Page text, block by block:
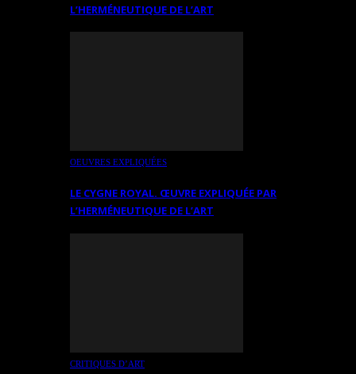
L’HERMÉNEUTIQUE DE L’ART
OEUVRES EXPLIQUÉES
LE CYGNE ROYAL. ŒUVRE EXPLIQUÉE PAR
L’HERMÉNEUTIQUE DE L’ART
CRITIQUES D’ART